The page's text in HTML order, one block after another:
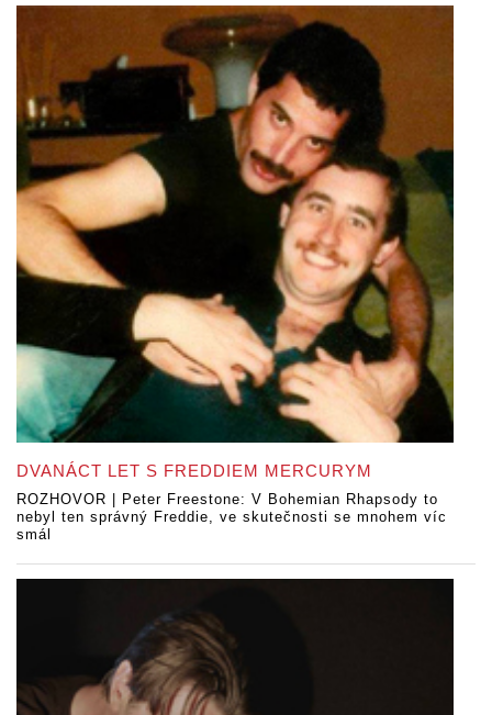
DVANÁCT LET S FREDDIEM MERCURYM
ROZHOVOR | Peter Freestone: V Bohemian Rhapsody to
nebyl ten správný Freddie, ve skutečnosti se mnohem víc
smál